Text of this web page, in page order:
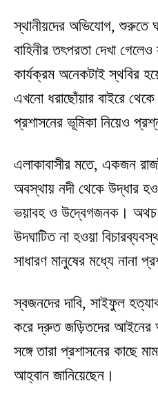
স্থানীয়দের অভিযোগ, শুরুতে
বাহিনীর তৎপরতা দেখা
কার্যক্রম অনেকটাই স্থবির
এখনো ধরাছোঁয়ার বাইরে
প্রশাসনের ভূমিকা নিয়েও
এলাকাবাসীর মতে, একজন
অবস্থায় নদী থেকে উদ্ধার
ভয়াবহ ও উদ্বেগজনক। অথচ
উদঘাটিত না হওয়া
সাধারণ মানুষের মধ্যে নানা
স্বজনদের দাবি, সাইফুল
করে দ্রুত জড়িতদের
সঙ্গে তারা প্রশাসনের কাছে
আহ্বান জানিয়েছেন।